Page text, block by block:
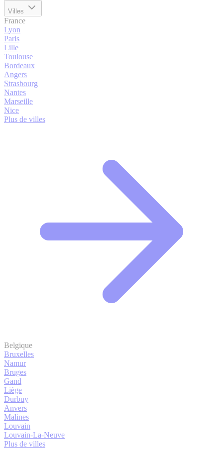
Villes
France
Lyon
Paris
Lille
Toulouse
Bordeaux
Angers
Strasbourg
Nantes
Marseille
Nice
Plus de villes
Belgique
Bruxelles
Namur
Bruges
Gand
Liège
Durbuy
Anvers
Malines
Louvain
Louvain-La-Neuve
Plus de villes